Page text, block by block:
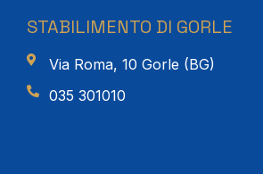
STABILIMENTO DI GORLE
Via Roma, 10 Gorle (BG)
035 301010